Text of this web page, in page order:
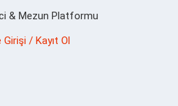
& Mezun Platformu
Girişi / Kayıt Ol